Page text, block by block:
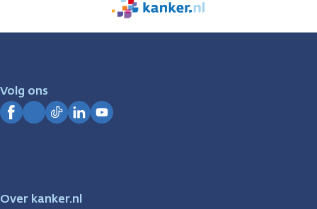
We
zijn
Volg ons
Over kanker.nl